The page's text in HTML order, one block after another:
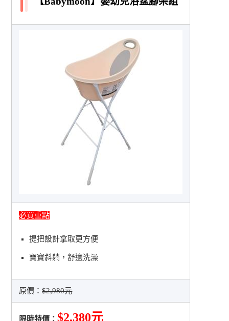
必買重點
提把設計拿取更方便
寶寶斜躺，舒適洗澡
原價：$2,980元
限時特價：$2,380元